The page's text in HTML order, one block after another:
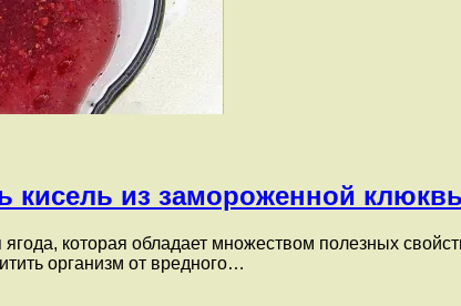
кисель из замороженной
которая обладает множеством полезных
организм от вредного…